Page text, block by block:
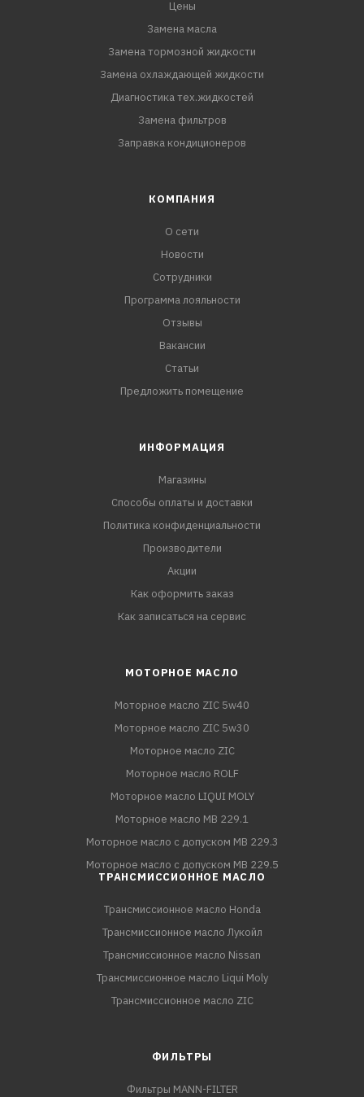
Цены
Замена масла
Замена тормозной жидкости
Замена охлаждающей жидкости
Диагностика тех.жидкостей
Замена фильтров
Заправка кондиционеров
КОМПАНИЯ
О сети
Новости
Сотрудники
Программа лояльности
Отзывы
Вакансии
Статьи
Предложить помещение
ИНФОРМАЦИЯ
Магазины
Способы оплаты и доставки
Политика конфиденциальности
Производители
Акции
Как оформить заказ
Как записаться на сервис
МОТОРНОЕ МАСЛО
Моторное масло ZIC 5w40
Моторное масло ZIC 5w30
Моторное масло ZIC
Моторное масло ROLF
Моторное масло LIQUI MOLY
Моторное масло MB 229.1
Моторное масло с допуском MB 229.3
Моторное масло с допуском MB 229.5
ТРАНСМИССИОННОЕ МАСЛО
Трансмиссионное масло Honda
Трансмиссионное масло Лукойл
Трансмиссионное масло Nissan
Трансмиссионное масло Liqui Moly
Трансмиссионное масло ZIC
ФИЛЬТРЫ
Фильтры MANN-FILTER